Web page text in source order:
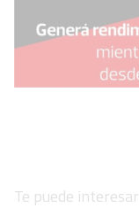
Te puede interesar